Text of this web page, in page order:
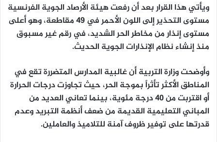
ويأتي هذا القرار بعد أن رفعت هيئة الأرصاد الجوية الفرنسية
مستوى التحذير إلى اللون الأحمر في 49 مقاطعة، وهو أعلى
مستوى إنذار من مخاطر الحر الشديد، في رقم غير مسبوق
منذ إنشاء نظام الإنذارات الجوية الحديث.
وأوضحت وزارة التربية أن غالبية المدارس المتضررة تقع في
المناطق الأكثر تأثراً بموجة الحر، حيث تجاوزت درجات الحرارة
أو اقتربت من 40 درجة مئوية، بينما تعاني العديد من
المباني التعليمية القديمة من ضعف أنظمة التبريد وعدم
قدرتها على توفير ظروف آمنة للتلاميذ والعاملين.